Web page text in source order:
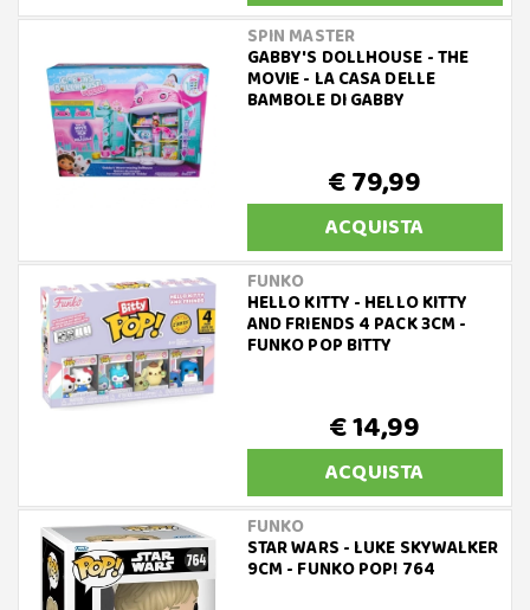
SPIN MASTER
GABBY'S DOLLHOUSE - THE
MOVIE - LA CASA DELLE
BAMBOLE DI GABBY
€ 79,99
ACQUISTA
FUNKO
HELLO KITTY - HELLO KITTY
AND FRIENDS 4 PACK 3CM -
FUNKO POP BITTY
€ 14,99
ACQUISTA
FUNKO
STAR WARS - LUKE SKYWALKER
9CM - FUNKO POP! 764